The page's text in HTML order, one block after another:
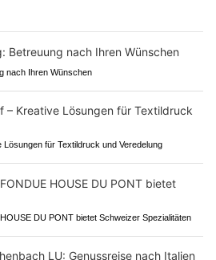
nach Ihren Wünschen
für Textildruck und Veredelung
DU PONT bietet Schweizer Spezialitäten